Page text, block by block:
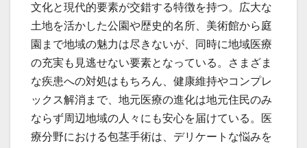
文化と現代的要素が交錯する特徴を持つ。広大な
土地を活かした公園や歴史的名所、美術館から庭
園まで地域の魅力は尽きないが、同時に地域医療
の充実も見逃せない要素となっている。さまざま
な疾患への対処はもちろん、健康維持やコンプレ
ックス解消まで、地元医療の進化は地元住民のみ
ならず周辺地域の人々にも安心を届けている。医
療分野における包茎手術は、デリケートな悩みを